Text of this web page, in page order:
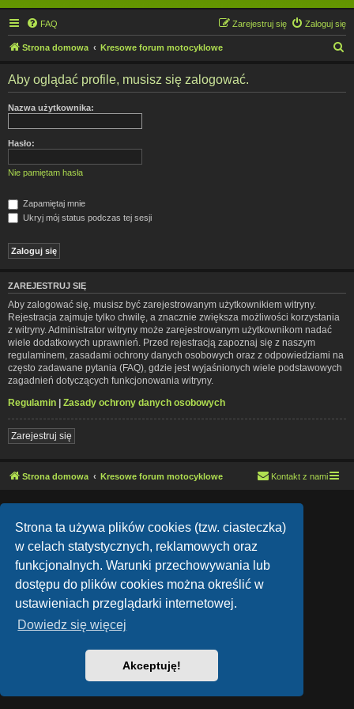
Strona ta używa plików cookies (tzw. ciasteczka)
w celach statystycznych, reklamowych oraz
funkcjonalnych. Warunki przechowywania lub
dostępu do plików cookies można określić w
ustawieniach przeglądarki internetowej.
Dowiedz się więcej
Akceptuję!
FAQ Zaloguj się
Zarejestruj się
Strona domowa Kresowe forum motocyklowe
Aby oglądać profile, musisz się zalogować.
Nazwa użytkownika:
Hasło:
Nie pamiętam hasła
Zapamiętaj mnie
Ukryj mój status podczas tej sesji
ZAREJESTRUJ SIĘ
Aby zalogować się, musisz być zarejestrowanym użytkownikiem witryny.
Rejestracja zajmuje tylko chwilę, a znacznie zwiększa możliwości korzystania
z witryny. Administrator witryny może zarejestrowanym użytkownikom nadać
wiele dodatkowych uprawnień. Przed rejestracją zapoznaj się z naszym
regulaminem, zasadami ochrony danych osobowych oraz z odpowiedziami na
często zadawane pytania (FAQ), gdzie jest wyjaśnionych wiele podstawowych
zagadnień dotyczących funkcjonowania witryny.
Regulamin | Zasady ochrony danych osobowych
Zarejestruj się
Strona domowa Kresowe forum motocyklowe Kontakt z nami
Style Version: 1.1.9
Polski pakiet językowy dostarczaphpBB.pl
Zasady ochrony danych osobowych|Regulamin